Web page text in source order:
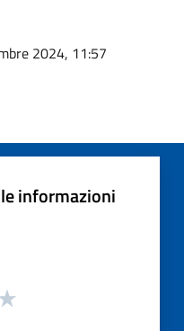
2024, 11:57
informazioni